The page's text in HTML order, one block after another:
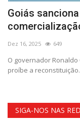
Goiás
Dez 16, 2025 649
O governador Ronaldo
proíbe a
SIGA-NOS NAS